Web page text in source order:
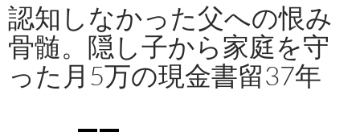
認知しなかった父への恨み
骨髄。隠し子から家庭を守
った月5万の現金書留37年